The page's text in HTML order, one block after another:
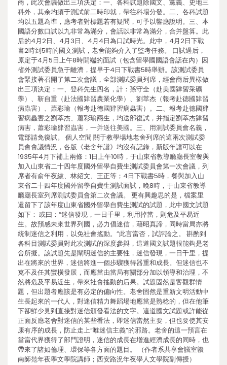
商，此次會議做出三項決定：一、各科試題除國文、黨義、史地三
科外，其余均須于測試前二時印就，帶往科場分發。二、各科試題
均以五題為準，應考者對標題若有疑問，可予以響應說明。三、本
國語分數口試以九非常為滿分，會話以非常為滿分，合并盤算。此
后的4月2日、4月3日、4月4日為口試時光。此中，4月2日下戰
書2時到5時的國文測試，老舍能夠介入了監考任務。 口試過后，
原定于4月5日上午8時開端的面試（包含留學國國語會話在內）因
省外測試委員急于離濟，提早于4日下戰書5時舉辦。該測試委員
會緊接著召開了第二次會議，全部測試委員列席，經會商后異樣做
出三項決定：一、登科先生四名，計：孫守全（赴美國肄習采礦
學）、靳自重（赴法國肄習農業化學）、劉萃杰（報考赴德國肄習
病蟲害）、蕭彩瑜（報考赴德國肄習病蟲害）。二、報考赴德國肄
習病蟲害之劉萃杰、蕭彩瑜兩生，均送部復試，并指定劉萃杰肄習
病害，蕭彩瑜肄習蟲害，一并送往美國。三、用測試委員會名義，
電部請免復試。 個人空間 關于教學場地老舍列席的這兩次測試委
員會會議情況，各版《老舍年譜》均沒有記錄，新版年譜可以在
1935年4月下補上兩條：1日上午10時，于山東省教導廳廳長室餐與
加入山東省二十四年度國外留學自費生測試委員會第一次會議，列
席者有俞年夜紱、林紹文、王正等；4日下戰書5時，餐與加入山
東省二十四年度國外留學自費生測試面試，晚8時，于山東省教導
廳廳長室列席測試委員會第二次會議。 更有興趣思的是，檔案里
還留下了該年度山東省國外留學自費生測試的試題，此中國文試題
如下： 或曰：“迷信發現，一日千里，利用掉當，則危及平易近
生。故預感未來世界列國，必力倡迷信，藉昭真諦，同時當局亦將
統制迷信之利用，以免社會搖動。”此言當否，試評論之。 斟酌到
各科目測試委員對此次測試的深度參與，這道國文試題很能夠是老
舍所擬。該試題先是闡明迷信的主要性，迷信發現，一日千里，提
出在將來的世界，迷信將進一個步驟獲得器重和成長。但迷信也不
克不及任其蠻橫發展，而應當由當局有關部分加以領導和治理，不
然將危及平易近生，帶來社會搖動的后果。試題固然是客觀群情
題，但出題者應該是有必定的偏向性。老舍固然是重新文明活動中
生長起來的一代人，對迷信精力舞蹈場地應當是熟稔的，但在他筆
下卻鮮少見到直接對迷信頒發看法的文字。這道國文試題或許能從
正面反應老舍對迷信的某些看法，即迷信當然主要，但也要使其安
康有序的成長，防止走上“唯迷信主義”的邪路。老舍的這一預言在
當當代界獲得了部門證明，迷信的成長在增進經濟成長的同時，也
帶來了諸如倫理、環保等各方面的題目。 （作者系共享會議室贛
南師范年夜學文學院講師；西安路況年夜學人文學院副傳授）